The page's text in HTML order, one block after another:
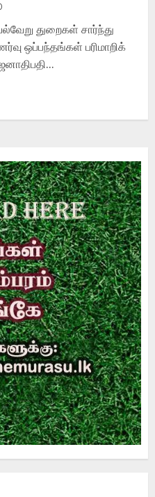
துறைகள் சார்ந்து
ஒப்பந்தங்கள் பரிமாறிக்